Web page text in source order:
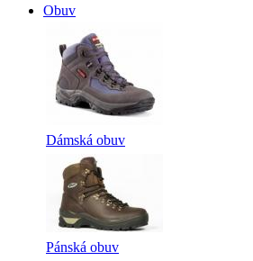
Obuv
Dámská obuv
Pánská obuv